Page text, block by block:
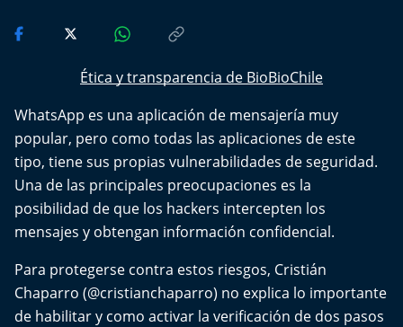
Retropop
De Plato en Plato
Los Inestables
Más de 100 Días
Tu Mereces Ser Feliz
Cultura y Espectáculos
Ética y transparencia de BioBioChile
WhatsApp es una aplicación de mensajería muy
popular, pero como todas las aplicaciones de este
tipo, tiene sus propias vulnerabilidades de seguridad.
Una de las principales preocupaciones es la
posibilidad de que los hackers intercepten los
mensajes y obtengan información confidencial.
Para protegerse contra estos riesgos, Cristián
Chaparro (@cristianchaparro) no explica lo importante
de habilitar y como activar la verificación de dos pasos